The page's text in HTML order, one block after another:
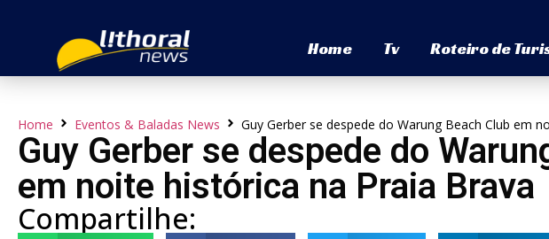
Home Tv Roteiro de
Home Eventos & Baladas News Guy Gerber se despede do Warung Beach Club em
Guy Gerber se despede do
em noite histórica na Praia Brava
Compartilhe: